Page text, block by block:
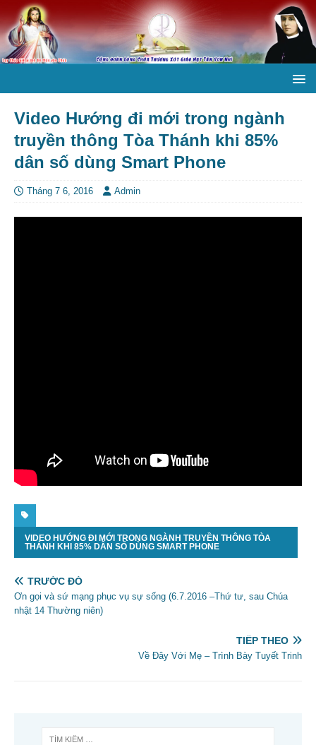
Video Hướng đi mới trong ngành
truyền thông Tòa Thánh khi 85%
dân số dùng Smart Phone
Tháng 7 6, 2016 Admin
VIDEO HƯỚNG ĐI MỚI TRONG NGÀNH TRUYỀN THÔNG TÒA
THÁNH KHI 85% DÂN SỐ DÙNG SMART PHONE
TRƯỚC ĐÓ
Ơn gọi và sứ mạng phục vụ sự sống (6.7.2016 –Thứ tư, sau Chúa
nhật 14 Thường niên)
TIẾP THEO
Về Đây Với Mẹ – Trình Bày Tuyết Trinh